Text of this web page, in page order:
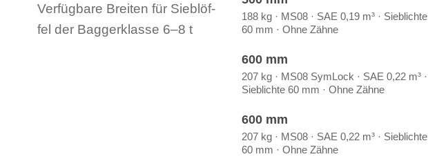
Ver­füg­ba­re Brei­ten für Sieb­löf­
fel der Bag­ger­klas­se 6–8 t
188 kg · MS08 · SAE 0,19 m³ · Sieb­lich­te
60 mm · Ohne Zäh­ne
600 mm
207 kg · MS08 Sym­Lock · SAE 0,22 m³ ·
Sieb­lich­te 60 mm · Ohne Zäh­ne
600 mm
207 kg · MS08 · SAE 0,22 m³ · Sieb­lich­te
60 mm · Ohne Zäh­ne